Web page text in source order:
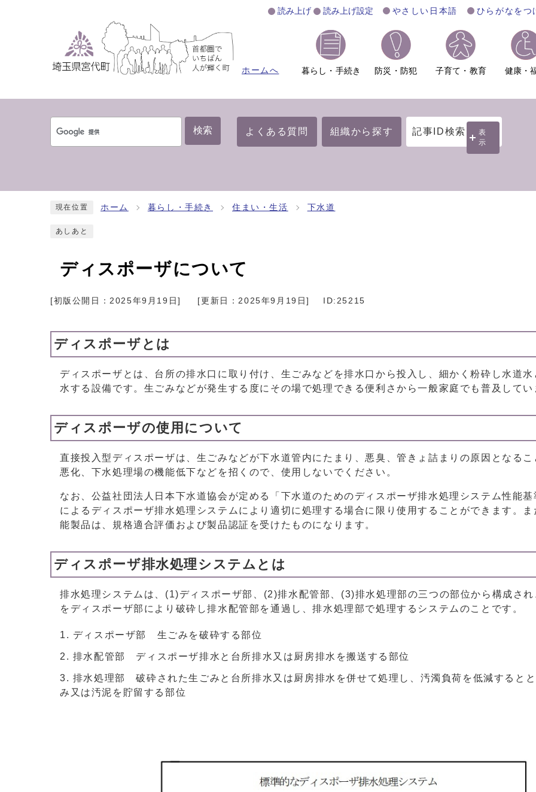
読み上げ 読み上げ設定 やさしい日本語 ひらがなをつ
ホームへ 暮らし・手続き 防災・防犯 子育て・教育 健康・
検索 よくある質問 組織から探す 記事ID検索
表
示
現在位置 ホーム 暮らし・手続き 住まい・生活 下水道
あしあと
ディスポーザについて
[初版公開日：2025年9月19日] [更新日：2025年9月19日] ID:25215
ディスポーザとは
ディスポーザとは、台所の排水口に取り付け、生ごみなどを排水口から投入し、細かく粉砕し水道
水する設備です。生ごみなどが発生する度にその場で処理できる便利さから一般家庭でも普及してい
ディスポーザの使用について
直接投入型ディスポーザは、生ごみなどが下水道管内にたまり、悪臭、管きょ詰まりの原因となる
悪化、下水処理場の機能低下などを招くので、使用しないでください。
なお、公益社団法人日本下水道協会が定める「下水道のためのディスポーザ排水処理システム性能
によるディスポーザ排水処理システムにより適切に処理する場合に限り使用することができます。
能製品は、規格適合評価および製品認証を受けたものになります。
ディスポーザ排水処理システムとは
排水処理システムは、(1)ディスポーザ部、(2)排水配管部、(3)排水処理部の三つの部位から構成さ
をディスポーザ部により破砕し排水配管部を通過し、排水処理部で処理するシステムのことです。
ディスポーザ部 生ごみを破砕する部位
排水配管部 ディスポーザ排水と台所排水又は厨房排水を搬送する部位
排水処理部 破砕された生ごみと台所排水又は厨房排水を併せて処理し、汚濁負荷を低減すると
み又は汚泥を貯留する部位